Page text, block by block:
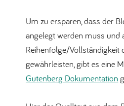
Um zu ersparen, dass der
angelegt werden muss und
Reihenfolge/Vollständigkeit
gewährleisten, gibt es eine
Gutenberg Dokumentation